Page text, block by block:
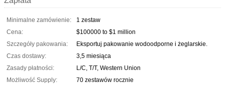
Minimalne zamówienie:
1 zestaw
Cena:
$100000 to $1 million
Szczegóły pakowania:
Eksportuj pakowanie wodoodporne i żeglarskie.
Czas dostawy:
3,5 miesiąca
Zasady płatności:
L/C, T/T, Western Union
Możliwość Supply:
70 zestawów rocznie